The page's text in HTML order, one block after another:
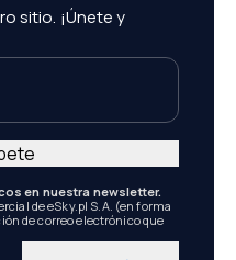
sitio. ¡Únete y
en nuestra newsletter.
de eSky.pl S.A. (en forma
de correo electrónico que